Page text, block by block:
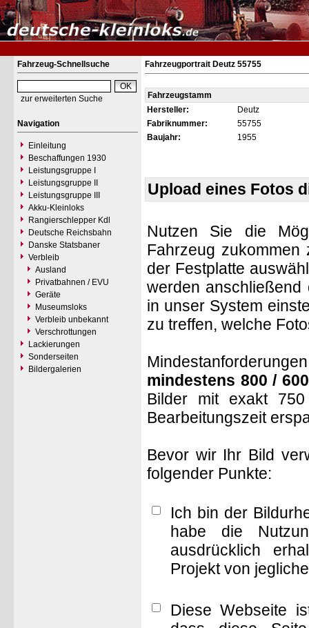
Fahrzeug-Schnellsuche
zur erweiterten Suche
Navigation
Einleitung
Beschaffungen 1930
Leistungsgruppe I
Leistungsgruppe II
Leistungsgruppe III
Akku-Kleinloks
Rangierschlepper Kdl
Deutsche Reichsbahn
Danske Statsbaner
Verbleib
Ausland
Privatbahnen / EVU
Geräte
Museumsloks
Verbleib unbekannt
Verschrottungen
Lackierungen
Sonderseiten
Bildergalerien
Fahrzeugportrait Deutz 55755
Fahrzeugstamm
Hersteller:
Deutz
Fabriknummer:
55755
Baujahr:
1955
Upload eines Fotos
Nutzen Sie die
Fahrzeug
der Festplatte
werden anschließend
in unser System
zu treffen, welche
mindestens 800 /
Bilder mit exakt
Bearbeitungszeit
Bevor wir Ihr Bild
folgender Punkte:
Ich bin der
habe die
ausdrücklich
Projekt von
Diese Webseite